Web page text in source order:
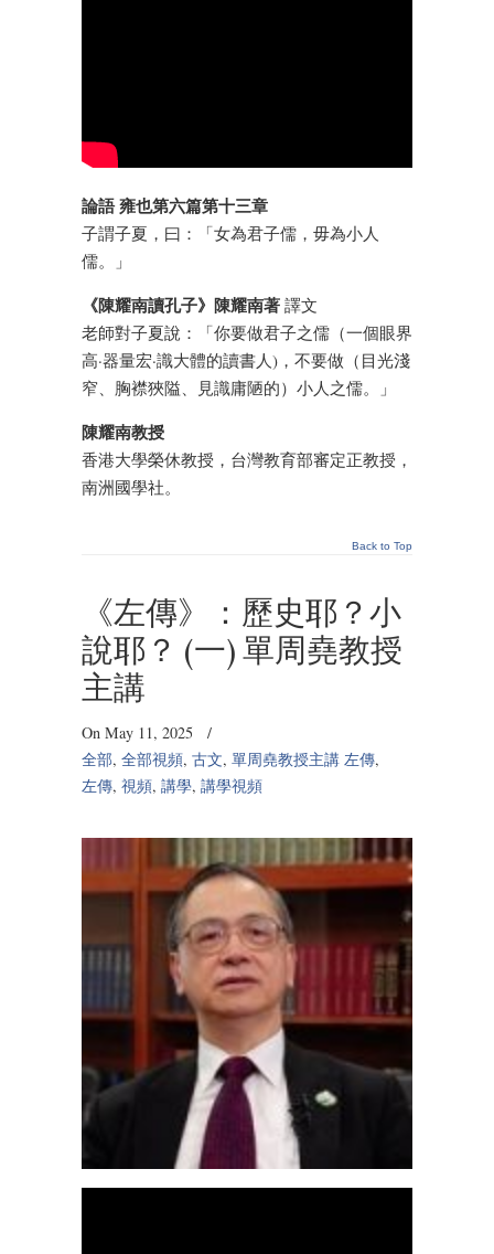
論語 雍也第六篇第十三章
子謂子夏，曰：「女為君子儒，毋為小人
儒。」
《陳耀南讀孔子》陳耀南著 譯文
老師對子夏說：「你要做君子之儒（一個眼界
高·器量宏·識大體的讀書人)，不要做（目光淺
窄、胸襟狹隘、見識庸陋的）小人之儒。」
陳耀南教授
香港大學榮休教授，台灣教育部審定正教授，
南洲國學社。
Back to Top
《左傳》：歷史耶？小
說耶？ (一) 單周堯教授
主講
On May 11, 2025
/
全部, 全部視頻, 古文, 單周堯教授主講 左傳,
左傳, 視頻, 講學, 講學視頻